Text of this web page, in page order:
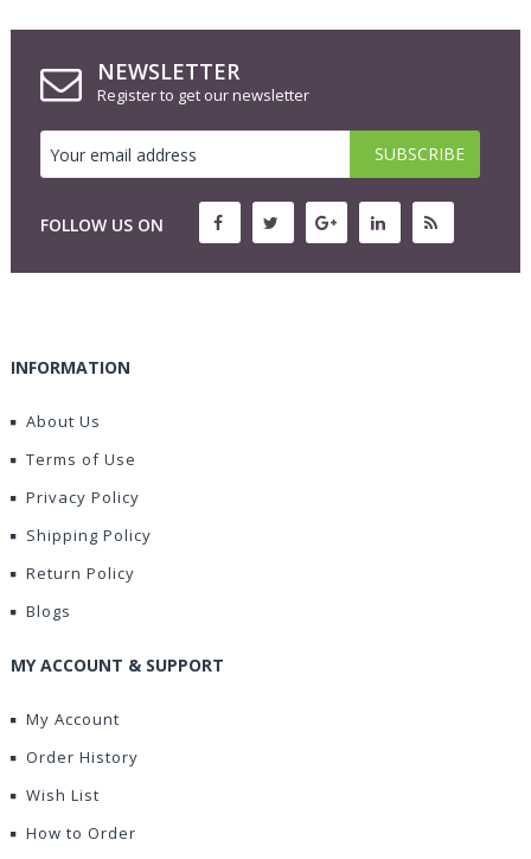
NEWSLETTER
Register to get our newsletter
FOLLOW US ON
INFORMATION
About Us
Terms of Use
Privacy Policy
Shipping Policy
Return Policy
Blogs
MY ACCOUNT & SUPPORT
My Account
Order History
Wish List
How to Order